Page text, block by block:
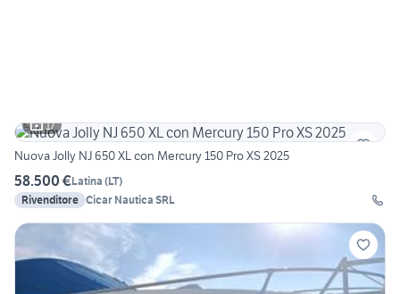
17
Nuova Jolly NJ 650 XL con Mercury 150 Pro XS 2025
58.500 €Latina (LT)
Rivenditore Cicar Nautica SRL